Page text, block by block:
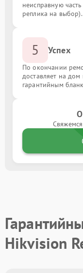
неисправную
реплика на выбор).
5 Успех
По окончании
доставляет на
гарантийным
Hikvision